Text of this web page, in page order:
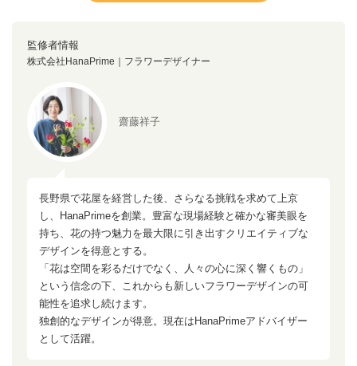
監修者情報
株式会社HanaPrime｜フラワーデザイナー
齋藤祥子
長野県で花屋を経営した後、さらなる挑戦を求めて上京
し、HanaPrimeを創業。豊富な現場経験と確かな審美眼を
持ち、花の持つ魅力を最大限に引き出すクリエイティブな
デザインを得意とする。
「花は空間を彩るだけでなく、人々の心に深く響くもの」
という信念の下、これからも新しいフラワーデザインの可
能性を追求し続けます。
独創的なデザインが得意。現在はHanaPrimeアドバイザー
として活躍。